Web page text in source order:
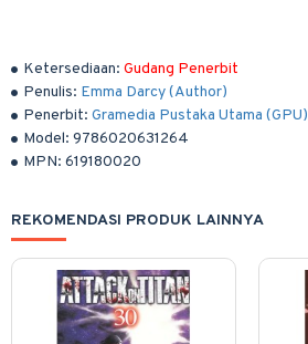
Ketersediaan: Gudang Penerbit
Penulis: Emma Darcy (Author)
Penerbit: Gramedia Pustaka Utama (GPU)
Model: 9786020631264
MPN: 619180020
REKOMENDASI PRODUK LAINNYA